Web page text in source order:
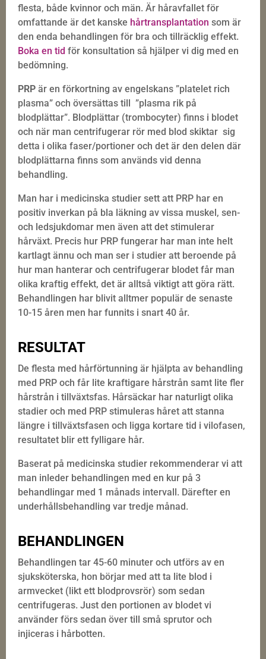
flesta, både kvinnor och män. Är håravfallet för
omfattande är det kanske hårtransplantation som är
den enda behandlingen för bra och tillräcklig effekt.
Boka en tid för konsultation så hjälper vi dig med en
bedömning.
PRP är en förkortning av engelskans ”platelet rich
plasma” och översättas till ”plasma rik på
blodplättar”. Blodplättar (trombocyter) finns i blodet
och när man centrifugerar rör med blod skiktar sig
detta i olika faser/portioner och det är den delen där
blodplättarna finns som används vid denna
behandling.
Man har i medicinska studier sett att PRP har en
positiv inverkan på bla läkning av vissa muskel, sen-
och ledsjukdomar men även att det stimulerar
hårväxt. Precis hur PRP fungerar har man inte helt
kartlagt ännu och man ser i studier att beroende på
hur man hanterar och centrifugerar blodet får man
olika kraftig effekt, det är alltså viktigt att göra rätt.
Behandlingen har blivit alltmer populär de senaste
10-15 åren men har funnits i snart 40 år.
RESULTAT
De flesta med hårförtunning är hjälpta av behandling
med PRP och får lite kraftigare hårstrån samt lite fler
hårstrån i tillväxtsfas. Hårsäckar har naturligt olika
stadier och med PRP stimuleras håret att stanna
längre i tillväxtsfasen och ligga kortare tid i vilofasen,
resultatet blir ett fylligare hår.
Baserat på medicinska studier rekommenderar vi att
man inleder behandlingen med en kur på 3
behandlingar med 1 månads intervall. Därefter en
underhållsbehandling var tredje månad.
BEHANDLINGEN
Behandlingen tar 45-60 minuter och utförs av en
sjuksköterska, hon börjar med att ta lite blod i
armvecket (likt ett blodprovsrör) som sedan
centrifugeras. Just den portionen av blodet vi
använder förs sedan över till små sprutor och
injiceras i hårbotten.